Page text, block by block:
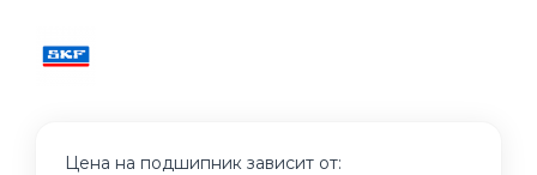
Цена на подшипник зависит от: